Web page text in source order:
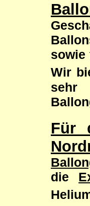
sowie
Wir
sehr
Für
die